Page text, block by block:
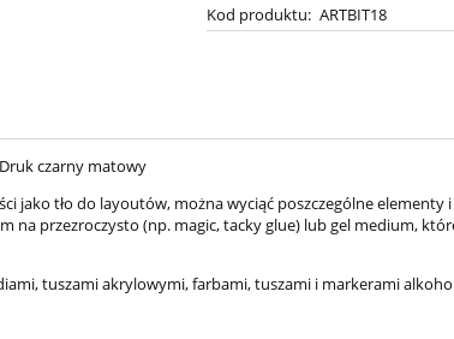
Kod produktu: ARTBIT18
czarny matowy
jako tło do layoutów, można wyciąć poszczególne elementy
na przezroczysto (np. magic, tacky glue) lub gel medium,
tuszami akrylowymi, farbami, tuszami i markerami